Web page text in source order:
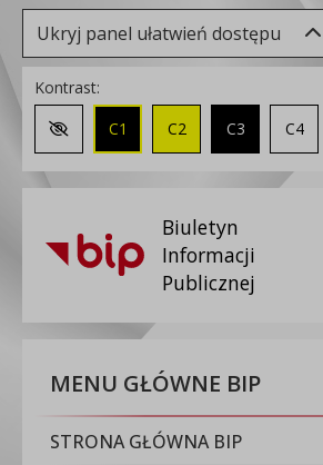
Ukryj panel ułatwień dostępu
Kontrast:
Zmień kontrast na domyślny
C1 C2 C3 C4
Biuletyn
Informacji
Publicznej
MENU GŁÓWNE BIP
STRONA GŁÓWNA BIP